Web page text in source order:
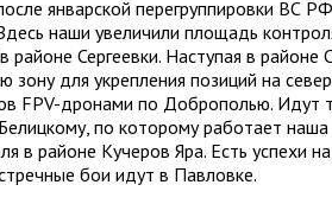
январской перегруппировки ВС РФ
наши увеличили площадь
Сергеевки. Наступая в районе
для укрепления позиций на
FPV-дронами по Доброполью. Идут
по которому работает наша
в районе Кучеров Яра. Есть успехи
бои идут в Павловке.